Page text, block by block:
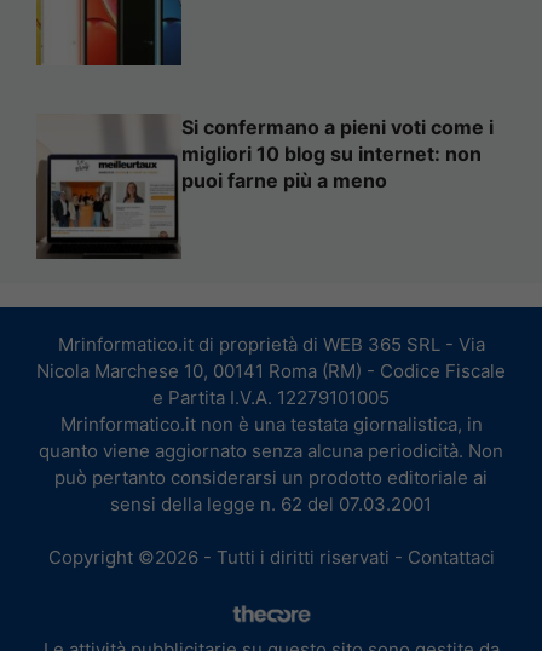
Si confermano a pieni voti come i
migliori 10 blog su internet: non
puoi farne più a meno
Mrinformatico.it di proprietà di WEB 365 SRL - Via
Nicola Marchese 10, 00141 Roma (RM) - Codice Fiscale
e Partita I.V.A. 12279101005
Mrinformatico.it non è una testata giornalistica, in
quanto viene aggiornato senza alcuna periodicità. Non
può pertanto considerarsi un prodotto editoriale ai
sensi della legge n. 62 del 07.03.2001
Copyright ©2026 - Tutti i diritti riservati - Contattaci